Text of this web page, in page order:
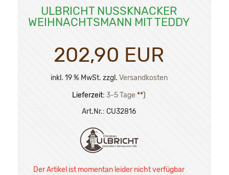
ULBRICHT NUSSKNACKER
WEIHNACHTSMANN MIT TEDDY
202,90 EUR
inkl. 19 % MwSt. zzgl. Versandkosten
Lieferzeit: 3-5 Tage**)
Art.Nr.: CU32816
Der Artikel ist momentan leider nicht verfügbar